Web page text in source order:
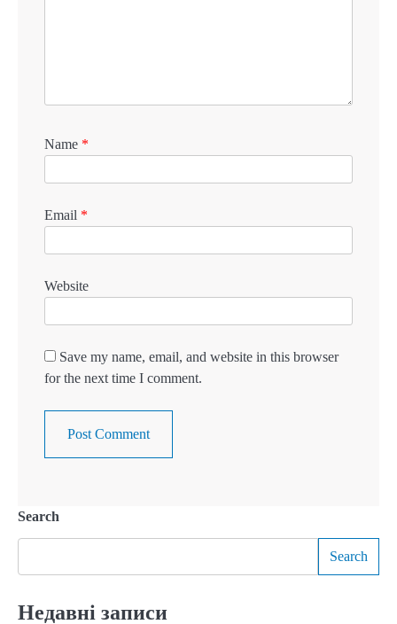
Name *
Email *
Website
Save my name, email, and website in this browser
for the next time I comment.
Search
Search
Недавні записи